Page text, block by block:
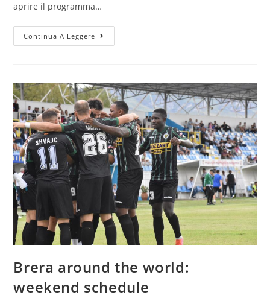
aprire il programma…
Continua A Leggere
Brera around the world:
weekend schedule